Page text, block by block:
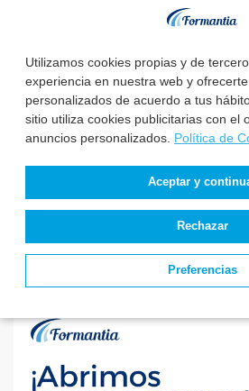
Utilizamos cookies propias y de
experiencia en nuestra web y
personalizados de acuerdo a tus
sitio utiliza cookies publicitarias con el
anuncios personalizados. Política de
Aceptar y
Rechazar
Preferencias
Valladolid convoca 3
plazas de E...
Estado de
plazas de Enfermería